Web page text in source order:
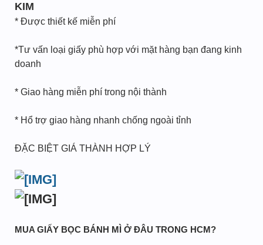
KIM
* Được thiết kế miễn phí
*Tư vấn loại giấy phù hợp với mặt hàng bạn đang kinh
doanh
* Giao hàng miễn phí trong nội thành
* Hổ trợ giao hàng nhanh chống ngoài tỉnh
ĐẶC BIỆT GIÁ THÀNH HỢP LÝ
MUA GIẤY BỌC BÁNH MÌ Ở ĐÂU TRONG HCM?